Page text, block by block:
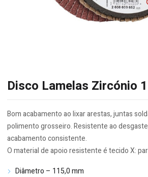
Disco Lamelas Zircónio
Bom acabamento ao lixar arestas, juntas
polimento grosseiro. Resistente ao
acabamento consistente.
O material de apoio resistente é tecido X:
Diâmetro – 115,0 mm